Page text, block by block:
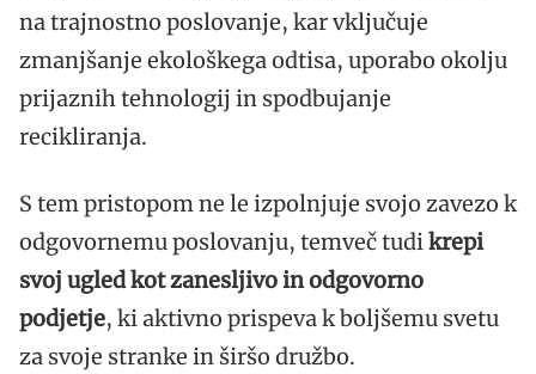
na trajnostno poslovanje, kar vključuje
zmanjšanje ekološkega odtisa, uporabo okolju
prijaznih tehnologij in spodbujanje
recikliranja.
S tem pristopom ne le izpolnjuje svojo zavezo k
odgovornemu poslovanju, temveč tudi krepi
svoj ugled kot zanesljivo in odgovorno
podjetje, ki aktivno prispeva k boljšemu svetu
za svoje stranke in širšo družbo.